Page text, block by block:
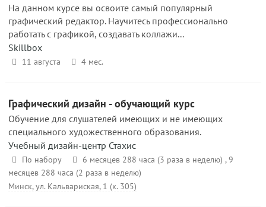
На данном курсе вы освоите самый популярный
графический редактор. Научитесь профессионально
работать с графикой, создавать коллажи...
Skillbox
11 августа 4 мес.
Графический дизайн - обучающий курс
Обучение для слушателей имеющих и не имеющих
специального художественного образования.
Учебный дизайн-центр Стахис
По набору
6 месяцев 288 часа (3 раза в неделю) , 9
месяцев 288 часа (2 раза в неделю)
Минск, ул. Кальвариская, 1 (к. 305)